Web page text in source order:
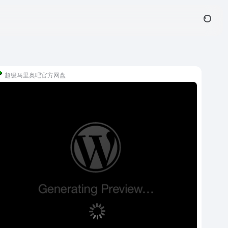
超级马里奥吧官方网盘